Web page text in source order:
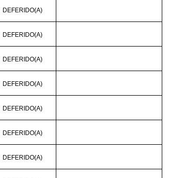
DEFERIDO(A)
DEFERIDO(A)
DEFERIDO(A)
DEFERIDO(A)
DEFERIDO(A)
DEFERIDO(A)
DEFERIDO(A)